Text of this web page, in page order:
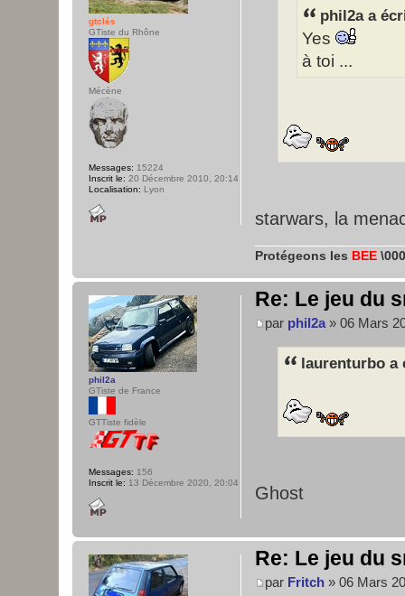
phil2a a
Yes
à toi ...
starwars, la
Protégeons les BEE
gtclés
GTiste du Rhône
Mécène
Messages: 15224
Inscrit le: 20 Décembre 2010, 20:14
Localisation: Lyon
Re: Le jeu du
par phil2a » 06 Mars
laurenturbo a
Ghost
phil2a
GTiste de France
GTTiste fidèle
Messages: 156
Inscrit le: 13 Décembre 2020, 20:04
Re: Le jeu du
par Fritch » 06 Mars